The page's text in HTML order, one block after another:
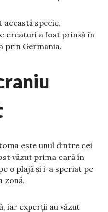
această specie,
creaturi a fost prinsă în
prin Germania.
este unul dintre cei
văzut prima oară în
o plajă și i-a speriat pe
zonă.
iar experții au văzut